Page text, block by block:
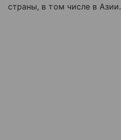
страны, в том числе в Азии.